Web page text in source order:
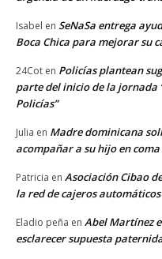
Isabel en SeNaSa entrega
Boca Chica para mejorar su
24Cot en Policías plantean
parte del inicio de la jornada
Policías”
Julia en Madre dominicana
acompañar a su hijo en coma
Patricia en Asociación Cibao
la red de cajeros automáticos
Eladio peña en Abel Martínez
esclarecer supuesta